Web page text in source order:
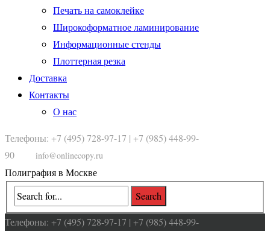
Печать на самоклейке
Широкоформатное ламинирование
Информационные стенды
Плоттерная резка
Доставка
Контакты
О нас
Телефоны: +7 (495) 728-97-17 | +7 (985) 448-99-
90
info@onlinecopy.ru
Полиграфия в Москве
Телефоны: +7 (495) 728-97-17 | +7 (985) 448-99-